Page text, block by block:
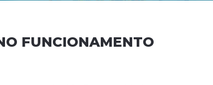
FUNCIONAMENTO